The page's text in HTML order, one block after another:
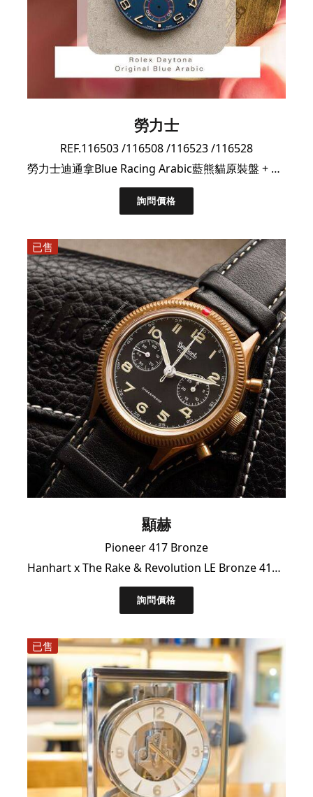
勞力士
REF.116503 /116508 /116523 /116528
勞力士迪通拿Blue Racing Arabic藍熊貓原裝盤 + 原裝計時盤小針一套
詢問價格
已售
顯赫
Pioneer 417 Bronze
Hanhart x The Rake & Revolution LE Bronze 417 Chronograph ｜精美大全套，品相極佳
詢問價格
已售